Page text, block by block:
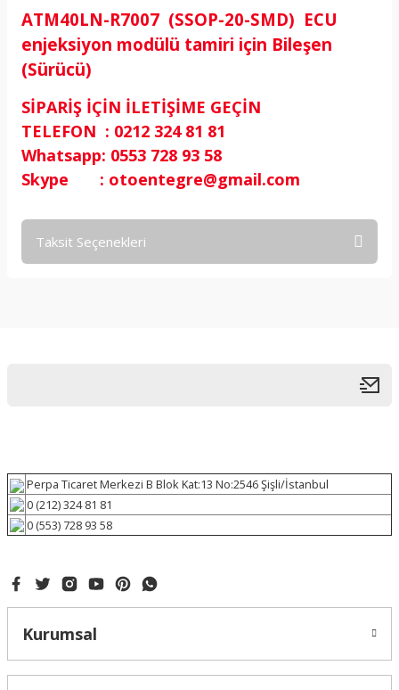
ATM40LN-R7007 (SSOP-20-SMD) ECU
enjeksiyon modülü tamiri için Bileşen
(Sürücü)
SİPARİŞ İÇİN İLETİŞİME GEÇİN
TELEFON : 0212 324 81 81
Whatsapp: 0553 728 93 58
Skype : otoentegre@gmail.com
Taksit Seçenekleri
Perpa Ticaret Merkezi B Blok Kat:13 No:2546 Şişli/İstanbul
0 (212) 324 81 81
0 (553) 728 93 58
Kurumsal